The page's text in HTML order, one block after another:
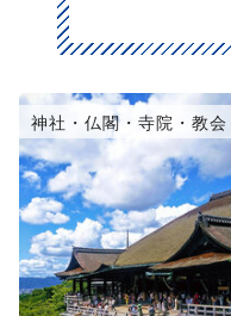
神社・仏閣・寺院・教会